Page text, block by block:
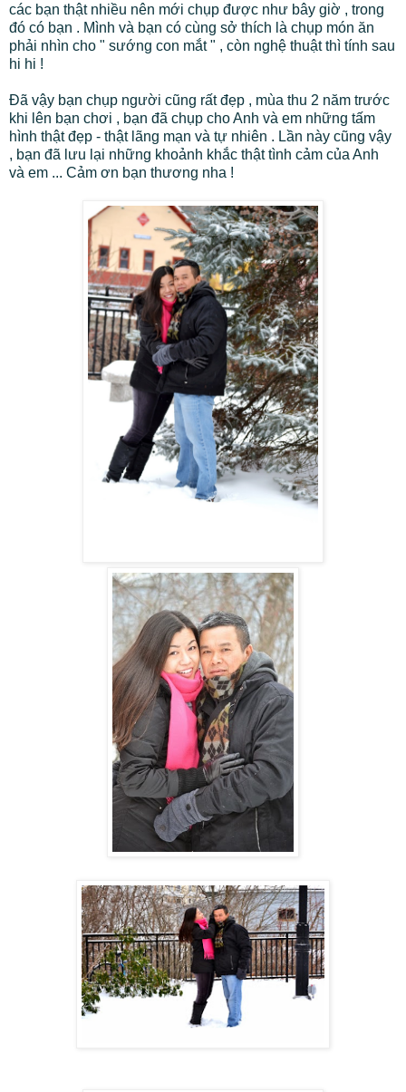
các bạn thật nhiều nên mới chụp được như bây giờ , trong
đó có bạn . Mình và bạn có cùng sở thích là chụp món ăn
phải nhìn cho " sướng con mắt " , còn nghệ thuật thì tính sau
hi hi !
Đã vậy bạn chụp người cũng rất đẹp , mùa thu 2 năm trước
khi lên bạn chơi , bạn đã chụp cho Anh và em những tấm
hình thật đẹp - thật lãng mạn và tự nhiên . Lần này cũng vậy
, bạn đã lưu lại những khoảnh khắc thật tình cảm của Anh
và em ... Cảm ơn bạn thương nha !